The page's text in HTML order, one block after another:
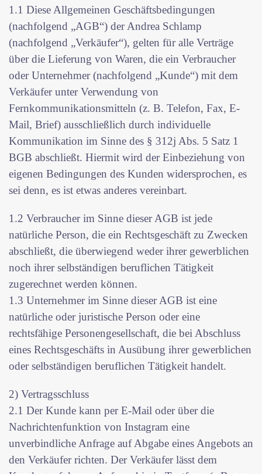
1.1 Diese Allgemeinen Geschäftsbedingungen
(nachfolgend „AGB“) der Andrea Schlamp
(nachfolgend „Verkäufer“), gelten für alle Verträge
über die Lieferung von Waren, die ein Verbraucher
oder Unternehmer (nachfolgend „Kunde“) mit dem
Verkäufer unter Verwendung von
Fernkommunikationsmitteln (z. B. Telefon, Fax, E-
Mail, Brief) ausschließlich durch individuelle
Kommunikation im Sinne des § 312j Abs. 5 Satz 1
BGB abschließt. Hiermit wird der Einbeziehung von
eigenen Bedingungen des Kunden widersprochen, es
sei denn, es ist etwas anderes vereinbart.
1.2 Verbraucher im Sinne dieser AGB ist jede
natürliche Person, die ein Rechtsgeschäft zu Zwecken
abschließt, die überwiegend weder ihrer gewerblichen
noch ihrer selbständigen beruflichen Tätigkeit
zugerechnet werden können.
1.3 Unternehmer im Sinne dieser AGB ist eine
natürliche oder juristische Person oder eine
rechtsfähige Personengesellschaft, die bei Abschluss
eines Rechtsgeschäfts in Ausübung ihrer gewerblichen
oder selbständigen beruflichen Tätigkeit handelt.
2) Vertragsschluss
2.1 Der Kunde kann per E-Mail oder über die
Nachrichtenfunktion von Instagram eine
unverbindliche Anfrage auf Abgabe eines Angebots an
den Verkäufer richten. Der Verkäufer lässt dem